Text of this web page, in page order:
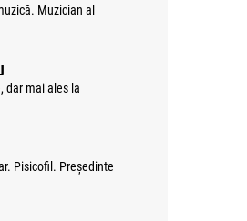
Muzician al
dar mai ales la
Pisicofil. Președinte